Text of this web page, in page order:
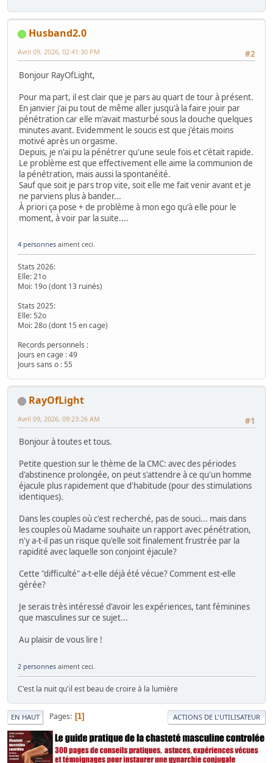
Husband2.0
#2
Avril 09, 2026, 02:41:30 PM
Bonjour RayOfLight,
Pour ma part, il est clair que je pars au quart de tour à présent.
En janvier j'ai pu tout de même aller jusqu'à la faire jouir par
pénétration car elle m'avait masturbé sous la douche quelques
minutes avant. Evidemment le soucis est que j'étais moins
motivé après un orgasme.
Depuis, je n'ai pu la pénétrer qu'une seule fois et c'était rapide.
Le problème est que effectivement elle aime la communion de
la pénétration, mais aussi la spontanéité.
Sauf que soit je pars trop vite, soit elle me fait venir avant et je
ne parviens plus à bander...
À priori ça pose + de problème à mon ego qu'à elle pour le
moment, à voir par la suite....
4 personnes aiment ceci.
Stats 2026:
Elle: 21o
Moi: 19o (dont 13 ruinés)
Stats 2025:
Elle: 52o
Moi: 28o (dont 15 en cage)
Records personnels :
Jours en cage : 49
Jours sans o : 55
RayOfLight
#1
Avril 09, 2026, 09:23:26 AM
Bonjour à toutes et tous.
Petite question sur le thème de la CMC: avec des périodes
d'abstinence prolongée, on peut s'attendre à ce qu'un homme
éjacule plus rapidement que d'habitude (pour des stimulations
identiques).
Dans les couples où c'est recherché, pas de souci... mais dans
les couples où Madame souhaite un rapport avec pénétration,
n'y a-t-il pas un risque qu'elle soit finalement frustrée par la
rapidité avec laquelle son conjoint éjacule?
Cette "difficulté" a-t-elle déjà été vécue? Comment est-elle
gérée?
Je serais très intéressé d'avoir les expériences, tant féminines
que masculines sur ce sujet...
Au plaisir de vous lire !
2 personnes aiment ceci.
C'est la nuit qu'il est beau de croire à la lumière
EN HAUT Pages 1 ACTIONS DE L'UTILISATEUR